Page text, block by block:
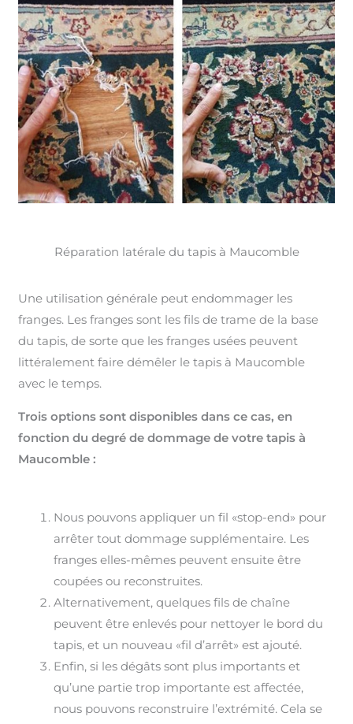
Réparation latérale du tapis à Maucomble
Une utilisation générale peut endommager les
franges. Les franges sont les fils de trame de la base
du tapis, de sorte que les franges usées peuvent
littéralement faire démêler le tapis à Maucomble
avec le temps.
Trois options sont disponibles dans ce cas, en
fonction du degré de dommage de votre tapis à
Maucomble :
Nous pouvons appliquer un fil «stop-end» pour
arrêter tout dommage supplémentaire. Les
franges elles-mêmes peuvent ensuite être
coupées ou reconstruites.
Alternativement, quelques fils de chaîne
peuvent être enlevés pour nettoyer le bord du
tapis, et un nouveau «fil d’arrêt» est ajouté.
Enfin, si les dégâts sont plus importants et
qu’une partie trop importante est affectée,
nous pouvons reconstruire l’extrémité. Cela se